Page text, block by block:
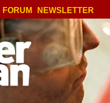
FORUM NEWSLETTER